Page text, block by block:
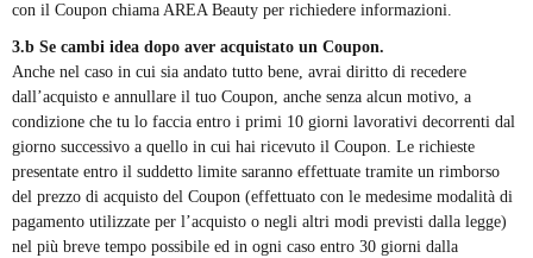
con il Coupon chiama AREA Beauty per richiedere informazioni.
3.b Se cambi idea dopo aver acquistato un Coupon.
Anche nel caso in cui sia andato tutto bene, avrai diritto di recedere
dall’acquisto e annullare il tuo Coupon, anche senza alcun motivo, a
condizione che tu lo faccia entro i primi 10 giorni lavorativi decorrenti dal
giorno successivo a quello in cui hai ricevuto il Coupon. Le richieste
presentate entro il suddetto limite saranno effettuate tramite un rimborso
del prezzo di acquisto del Coupon (effettuato con le medesime modalità di
pagamento utilizzate per l’acquisto o negli altri modi previsti dalla legge)
nel più breve tempo possibile ed in ogni caso entro 30 giorni dalla